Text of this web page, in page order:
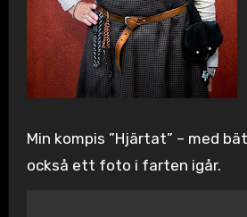
Min kompis ”Hjärtat” – med
också ett foto i farten igår.